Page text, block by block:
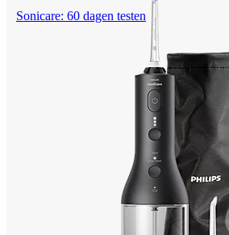
Sonicare: 60 dagen testen